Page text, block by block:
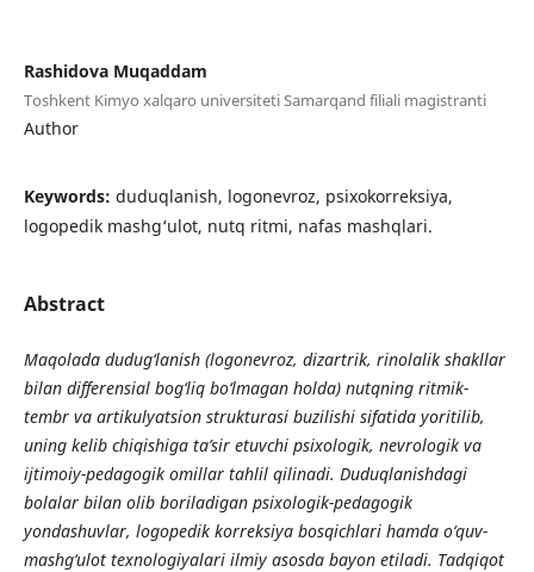
Rashidova Muqaddam
Toshkent Kimyo xalqaro universiteti Samarqand filiali magistranti
Author
Keywords: duduqlanish, logonevroz, psixokorreksiya,
logopedik mashg‘ulot, nutq ritmi, nafas mashqlari.
Abstract
Maqolada dudug‘lanish (logonevroz, dizartrik, rinolalik shakllar
bilan differensial bog‘liq bo‘lmagan holda) nutqning ritmik-
tembr va artikulyatsion strukturasi buzilishi sifatida yoritilib,
uning kelib chiqishiga ta’sir etuvchi psixologik, nevrologik va
ijtimoiy-pedagogik omillar tahlil qilinadi. Duduqlanishdagi
bolalar bilan olib boriladigan psixologik-pedagogik
yondashuvlar, logopedik korreksiya bosqichlari hamda o‘quv-
mashg‘ulot texnologiyalari ilmiy asosda bayon etiladi. Tadqiqot